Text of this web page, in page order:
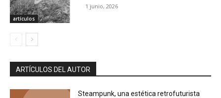
artículos
1 junio, 2026
ARTÍCULOS DEL AUTOR
Steampunk, una estética retrofuturista